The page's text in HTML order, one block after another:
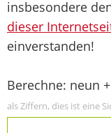
insbesondere
dieser
einverstanden!
Berechne: neun
als Ziffern, dies ist eine